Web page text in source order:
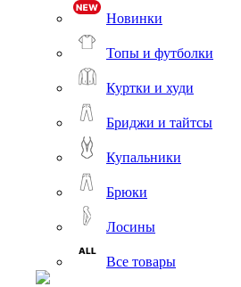
Новинки
Топы и футболки
Куртки и худи
Бриджи и тайтсы
Купальники
Брюки
Лосины
Все товары